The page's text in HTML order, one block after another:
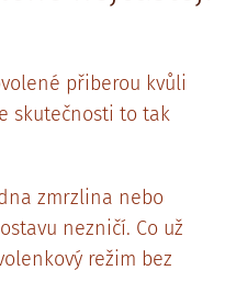
přiberou kvůli
skutečnosti to tak
zmrzlina nebo
nezničí. Co už
režim bez